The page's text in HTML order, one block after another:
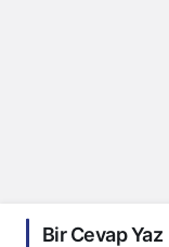
Bir Cevap Yaz